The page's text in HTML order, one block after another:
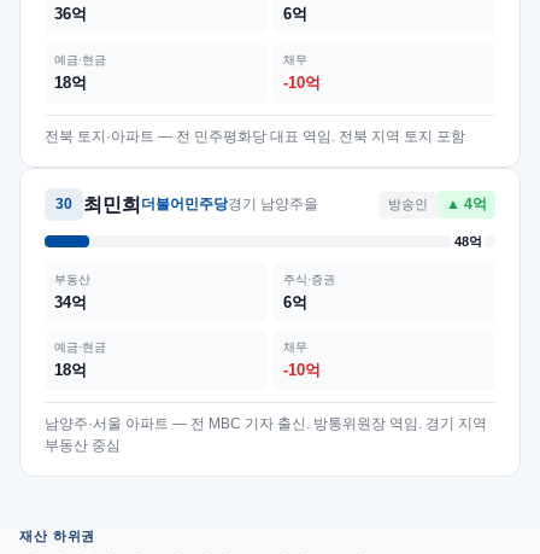
36억 6억
예금·현금
18억
채무
-10억
전북 토지·아파트 — 전 민주평화당 대표 역임. 전북 지역 토지 포함
30 최민희 더불어민주당경기 남양주을 방송인 ▲ 4억
48억
부동산
34억
주식·증권
6억
예금·현금
18억
채무
-10억
남양주·서울 아파트 — 전 MBC 기자 출신. 방통위원장 역임. 경기 지역
부동산 중심
재산 하위권